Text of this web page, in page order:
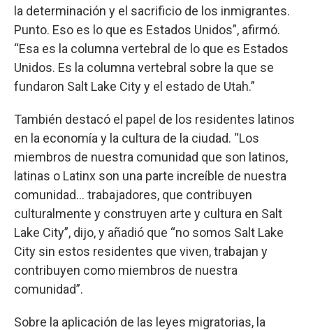
la determinación y el sacrificio de los inmigrantes.
Punto. Eso es lo que es Estados Unidos”, afirmó.
“Esa es la columna vertebral de lo que es Estados
Unidos. Es la columna vertebral sobre la que se
fundaron Salt Lake City y el estado de Utah.”
También destacó el papel de los residentes latinos
en la economía y la cultura de la ciudad. “Los
miembros de nuestra comunidad que son latinos,
latinas o Latinx son una parte increíble de nuestra
comunidad… trabajadores, que contribuyen
culturalmente y construyen arte y cultura en Salt
Lake City”, dijo, y añadió que “no somos Salt Lake
City sin estos residentes que viven, trabajan y
contribuyen como miembros de nuestra
comunidad”.
Sobre la aplicación de las leyes migratorias, la